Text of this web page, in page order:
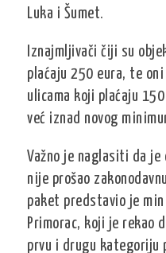
Luka i Šumet.
Iznajmljivači čiji su
plaćaju 250 eura, te oni
ulicama koji plaćaju
već iznad novog
Važno je naglasiti da
nije prošao
paket predstavio je
Primorac, koji je rekao
prvu i drugu kategoriju